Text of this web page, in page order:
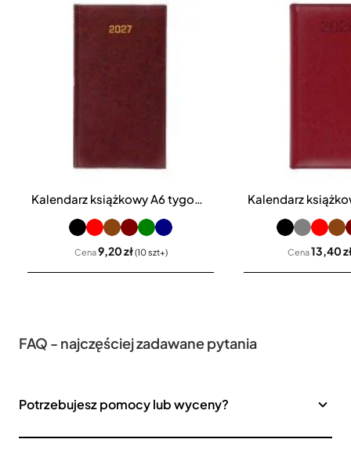
Kalendarz książkowy A6 tygodniowy Baladek
Cena9,20 zł(10 szt+) Cena13,40
FAQ - najczęściej zadawane pytania
Potrzebujesz pomocy lub wyceny?